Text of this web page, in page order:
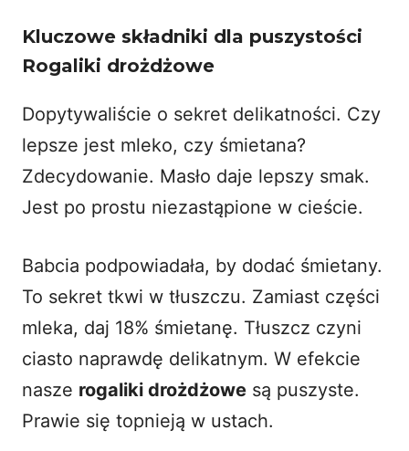
Kluczowe składniki dla puszystości
Rogaliki drożdżowe
Dopytywaliście o sekret delikatności. Czy
lepsze jest mleko, czy śmietana?
Zdecydowanie. Masło daje lepszy smak.
Jest po prostu niezastąpione w cieście.
Babcia podpowiadała, by dodać śmietany.
To sekret tkwi w tłuszczu. Zamiast części
mleka, daj 18% śmietanę. Tłuszcz czyni
ciasto naprawdę delikatnym. W efekcie
nasze rogaliki drożdżowe są puszyste.
Prawie się topnieją w ustach.